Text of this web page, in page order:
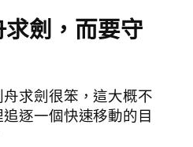
劍，而要守
求劍很笨，這大概不
逐一個快速移動的目